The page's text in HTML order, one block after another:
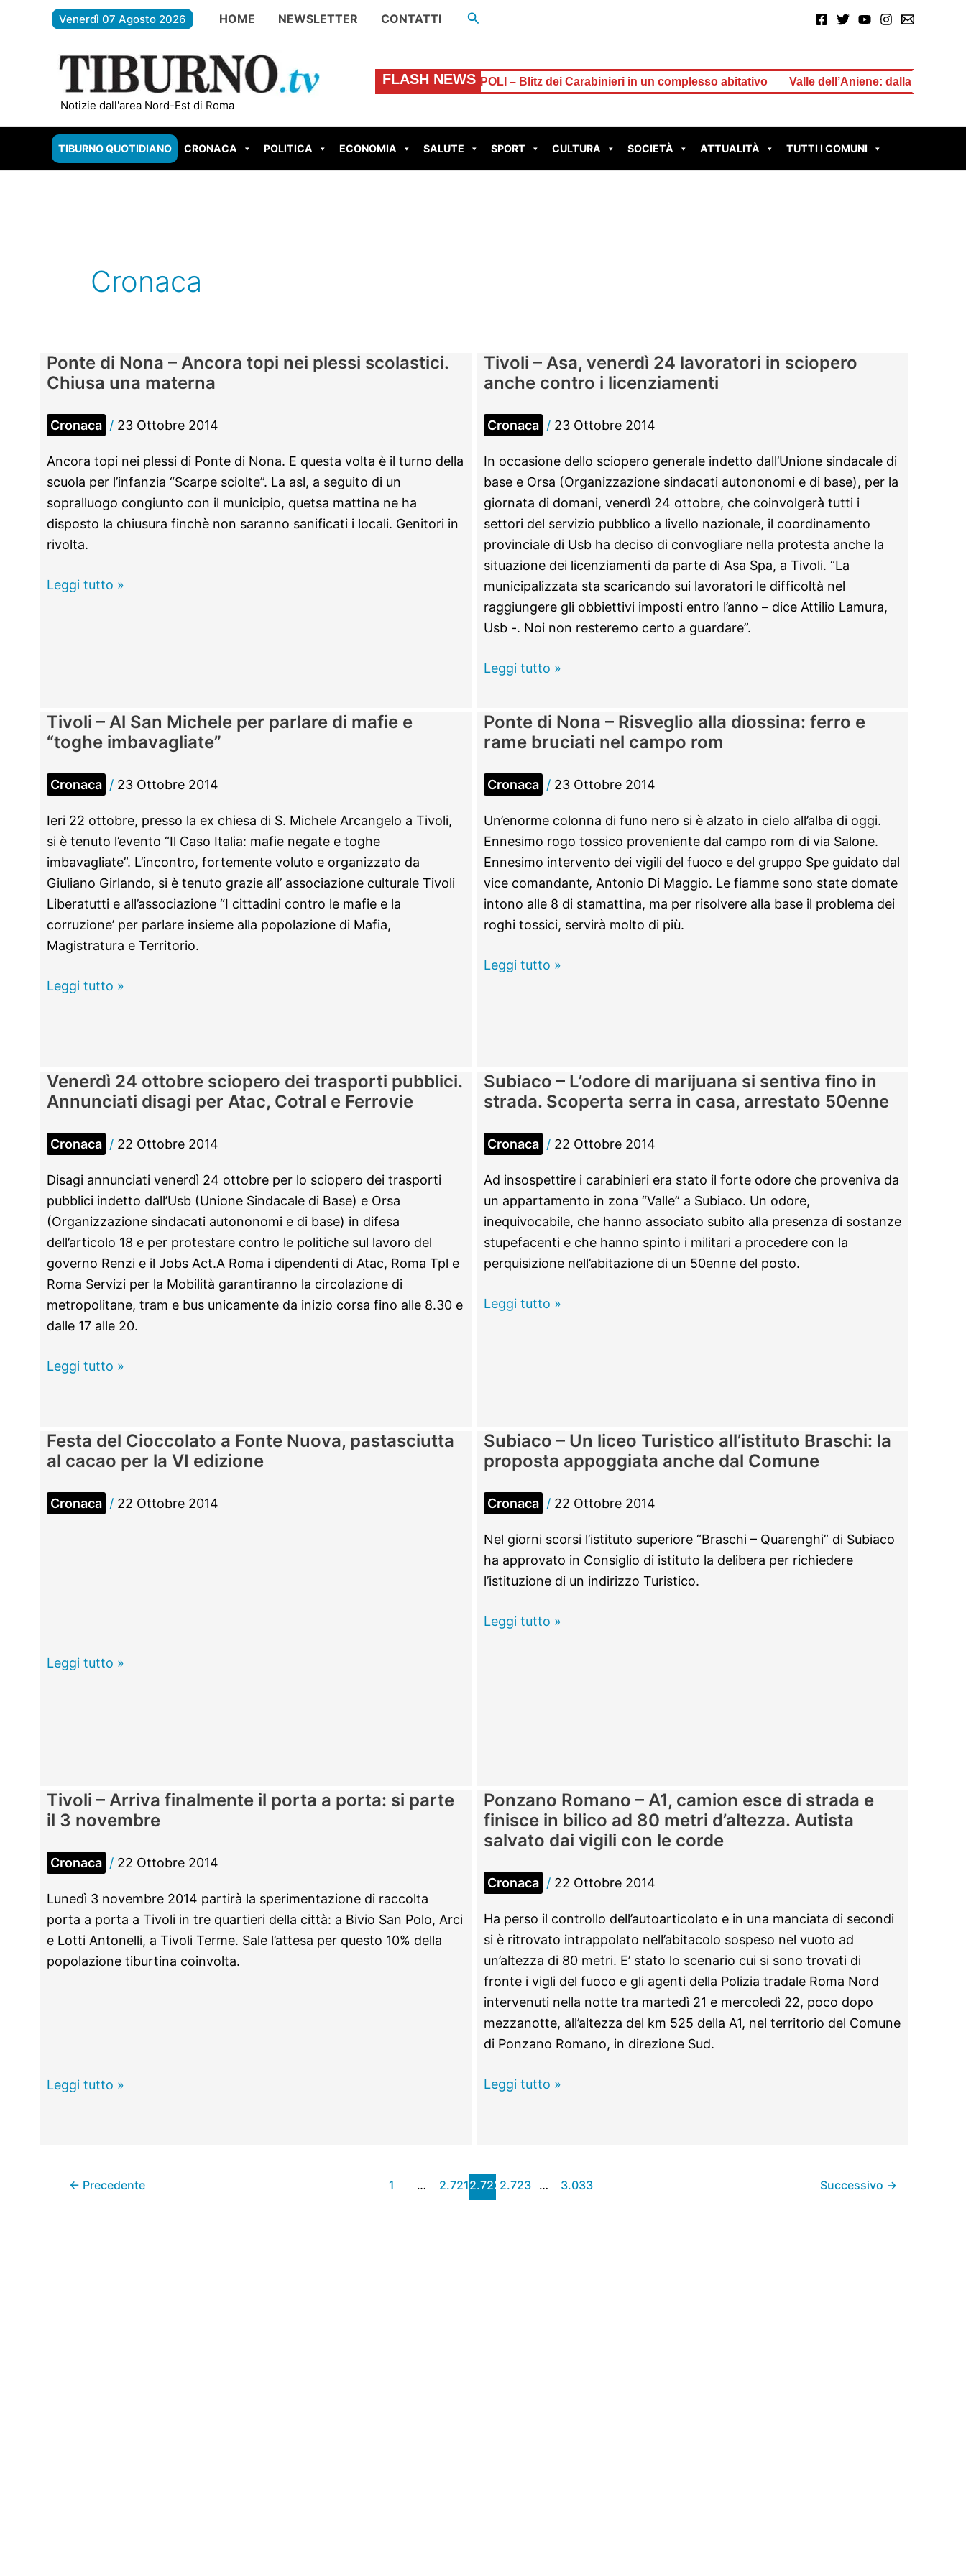
Venerdì 07 Agosto 2026 HOME NEWSLETTER CONTATTI Cerca
Notizie dall'area Nord-Est di Roma
FLASH NEWS
ROMA – Carburante contaminato, scatta l’allarme LADISPOLI – Blitz dei Carabinieri in un complesso abitativo Valle dell’Aniene: dalla Regione 1 milione
TIBURNO QUOTIDIANO CRONACA POLITICA ECONOMIA SALUTE SPORT CULTURA SOCIETÀ ATTUALITÀ TUTTI I COMUNI
Cronaca
Ponte di Nona – Ancora topi nei plessi scolastici.
Chiusa una materna
Cronaca / 23 Ottobre 2014
Ancora topi nei plessi di Ponte di Nona. E questa volta è il turno della
scuola per l’infanzia “Scarpe sciolte”. La asl, a seguito di un
sopralluogo congiunto con il municipio, quetsa mattina ne ha
disposto la chiusura finchè non saranno sanificati i locali. Genitori in
rivolta.
Ponte
plessi
scolastici.
Chiusa
una
materna
Leggi tutto »
Tivoli – Asa, venerdì 24 lavoratori in sciopero
anche contro i licenziamenti
Cronaca / 23 Ottobre 2014
In occasione dello sciopero generale indetto dall’Unione sindacale di
base e Orsa (Organizzazione sindacati autononomi e di base), per la
giornata di domani, venerdì 24 ottobre, che coinvolgerà tutti i
settori del servizio pubblico a livello nazionale, il coordinamento
provinciale di Usb ha deciso di convogliare nella protesta anche la
situazione dei licenziamenti da parte di Asa Spa, a Tivoli. “La
municipalizzata sta scaricando sui lavoratori le difficoltà nel
raggiungere gli obbiettivi imposti entro l’anno – dice Attilio Lamura,
Usb -. Noi non resteremo certo a guardare”.
Tivoli
venerdì
24
lavoratori
in
sciopero
anche
contro
licenziamenti
Leggi tutto »
Tivoli – Al San Michele per parlare di mafie e
“toghe imbavagliate”
Cronaca / 23 Ottobre 2014
Ieri 22 ottobre, presso la ex chiesa di S. Michele Arcangelo a Tivoli,
si è tenuto l’evento “Il Caso Italia: mafie negate e toghe
imbavagliate”. L’incontro, fortemente voluto e organizzato da
Giuliano Girlando, si è tenuto grazie all’ associazione culturale Tivoli
Liberatutti e all’associazione “I cittadini contro le mafie e la
corruzione’ per parlare insieme alla popolazione di Mafia,
Magistratura e Territorio.
Tivoli
per
parlare
di
mafie
e
“toghe
imbavagliate”
Leggi tutto »
Ponte di Nona – Risveglio alla diossina: ferro e
rame bruciati nel campo rom
Cronaca / 23 Ottobre 2014
Un’enorme colonna di funo nero si è alzato in cielo all’alba di oggi.
Ennesimo rogo tossico proveniente dal campo rom di via Salone.
Ennesimo intervento dei vigili del fuoco e del gruppo Spe guidato dal
vice comandante, Antonio Di Maggio. Le fiamme sono state domate
intono alle 8 di stamattina, ma per risolvere alla base il problema dei
roghi tossici, servirà molto di più.
Ponte
diossina:
ferro
e
rame
bruciati
campo
rom
Leggi tutto »
Venerdì 24 ottobre sciopero dei trasporti pubblici.
Annunciati disagi per Atac, Cotral e Ferrovie
Cronaca / 22 Ottobre 2014
Disagi annunciati venerdì 24 ottobre per lo sciopero dei trasporti
pubblici indetto dall’Usb (Unione Sindacale di Base) e Orsa
(Organizzazione sindacati autononomi e di base) in difesa
dell’articolo 18 e per protestare contro le politiche sul lavoro del
governo Renzi e il Jobs Act.A Roma i dipendenti di Atac, Roma Tpl e
Roma Servizi per la Mobilità garantiranno la circolazione di
metropolitane, tram e bus unicamente da inizio corsa fino alle 8.30 e
dalle 17 alle 20.
Venerdì
dei
trasporti
pubblici.
Annunciati
Leggi tutto »
Subiaco – L’odore di marijuana si sentiva fino in
strada. Scoperta serra in casa, arrestato 50enne
Cronaca / 22 Ottobre 2014
Ad insospettire i carabinieri era stato il forte odore che proveniva da
un appartamento in zona “Valle” a Subiaco. Un odore,
inequivocabile, che hanno associato subito alla presenza di sostanze
stupefacenti e che hanno spinto i militari a procedere con la
perquisizione nell’abitazione di un 50enne del posto.
Subiaco
fino
in
strada.
Scoperta
serra
in
casa,
50enne
Leggi tutto »
Festa del Cioccolato a Fonte Nuova, pastasciutta
al cacao per la VI edizione
Cronaca / 22 Ottobre 2014
Festa
al
cacao
per
la
VI
edizione
Leggi tutto »
Subiaco – Un liceo Turistico all’istituto Braschi: la
proposta appoggiata anche dal Comune
Cronaca / 22 Ottobre 2014
Nel giorni scorsi l’istituto superiore “Braschi – Quarenghi” di Subiaco
ha approvato in Consiglio di istituto la delibera per richiedere
l’istituzione di un indirizzo Turistico.
Subiaco
appoggiata
anche
dal
Comune
Leggi tutto »
Tivoli – Arriva finalmente il porta a porta: si parte
il 3 novembre
Cronaca / 22 Ottobre 2014
Lunedì 3 novembre 2014 partirà la sperimentazione di raccolta
porta a porta a Tivoli in tre quartieri della città: a Bivio San Polo, Arci
e Lotti Antonelli, a Tivoli Terme. Sale l’attesa per questo 10% della
popolazione tiburtina coinvolta.
Tivoli
porta
Leggi tutto »
Ponzano Romano – A1, camion esce di strada e
finisce in bilico ad 80 metri d’altezza. Autista
salvato dai vigili con le corde
Cronaca / 22 Ottobre 2014
Ha perso il controllo dell’autoarticolato e in una manciata di secondi
si è ritrovato intrappolato nell’abitacolo sospeso nel vuoto ad
un’altezza di 80 metri. E’ stato lo scenario cui si sono trovati di
fronte i vigli del fuoco e gli agenti della Polizia tradale Roma Nord
intervenuti nella notte tra martedì 21 e mercoledì 22, poco dopo
mezzanotte, all’altezza del km 525 della A1, nel territorio del Comune
di Ponzano Romano, in direzione Sud.
Ponzano
esce
Leggi tutto »
← Precedente 1 … 2.7212.7222.723 … 3.033 Successivo →